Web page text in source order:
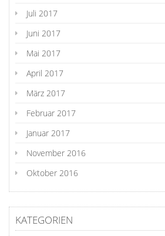
Juli 2017
Juni 2017
Mai 2017
April 2017
März 2017
Februar 2017
Januar 2017
November 2016
Oktober 2016
KATEGORIEN